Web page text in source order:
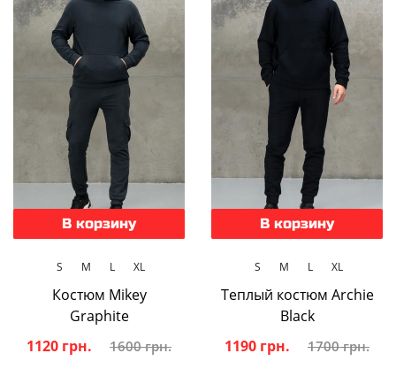
В корзину
S M L XL
Костюм Mikey
Graphite
1120 грн.
1600 грн.
В корзину
S M L XL
Теплый костюм Archie
Black
1190 грн.
1700 грн.